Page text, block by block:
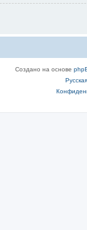
Создано на основе